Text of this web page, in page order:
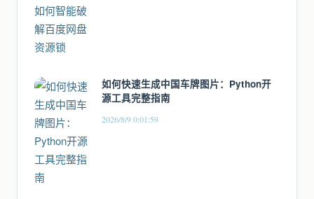
如何快速生成中国车牌图片：Python开
源工具完整指南
2026/8/9 0:01:59